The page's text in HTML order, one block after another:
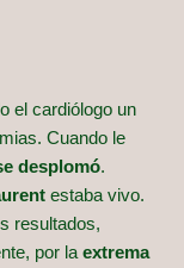
el cardiólogo un
Cuando le
desplomó.
estaba vivo.
resultados,
por laextrema